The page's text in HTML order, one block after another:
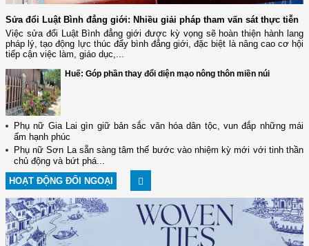
Sửa đổi Luật Bình đẳng giới: Nhiều giải pháp tham vấn sát thực tiễn
Việc sửa đổi Luật Bình đẳng giới được kỳ vọng sẽ hoàn thiện hành lang
pháp lý, tạo động lực thúc đẩy bình đẳng giới, đặc biệt là nâng cao cơ hội
tiếp cận việc làm, giáo dục,...
Huế: Góp phần thay đổi diện mạo nông thôn miền núi
Phụ nữ Gia Lai gìn giữ bản sắc văn hóa dân tộc, vun đắp những mái
ấm hạnh phúc
Phụ nữ Sơn La sẵn sàng tâm thế bước vào nhiệm kỳ mới với tinh thần
chủ động và bứt phá...
HOẠT ĐỘNG ĐỐI NGOẠI